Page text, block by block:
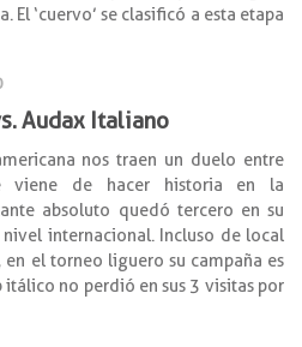
El ‘cuervo’ se clasificó a esta etapa
Audax Italiano
nos traen un duelo entre
viene de hacer historia en la
absoluto quedó tercero en su
internacional. Incluso de local
el torneo liguero su campaña es
itálico no perdió en sus 3 visitas por